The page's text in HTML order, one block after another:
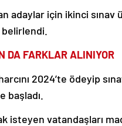
adaylar için ikinci
belirlendi.
DA FARKLAR ALINIYOR
2024’te ödeyip
başladı.
isteyen vatandaşları